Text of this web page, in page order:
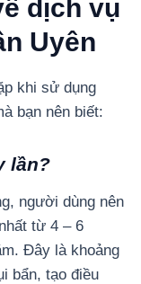
dịch vụ
Uyên
khi sử dụng
bạn nên biết:
lần?
người dùng nên
từ 4 – 6
Đây là khoảng
bẩn, tạo điều